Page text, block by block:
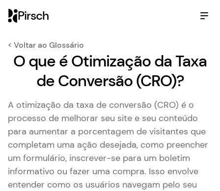
Pirsch
< Voltar ao Glossário
O que é Otimização da Taxa
de Conversão (CRO)?
A otimização da taxa de conversão (CRO) é o
processo de melhorar seu site e seu conteúdo
para aumentar a porcentagem de visitantes que
completam uma ação desejada, como preencher
um formulário, inscrever-se para um boletim
informativo ou fazer uma compra. Isso envolve
entender como os usuários navegam pelo seu